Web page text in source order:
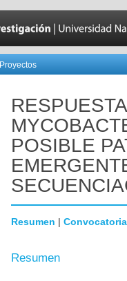
Proyectos
POSIBLE
Resumen | Convocatoria
Resumen